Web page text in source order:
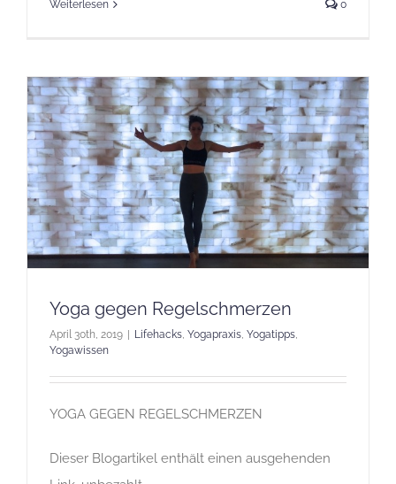
Weiterlesen 0
Yoga gegen Regelschmerzen
April 30th, 2019 Lifehacks, Yogapraxis, Yogatipps,
Yogawissen
YOGA GEGEN REGELSCHMERZEN
Dieser Blogartikel enthält einen ausgehenden